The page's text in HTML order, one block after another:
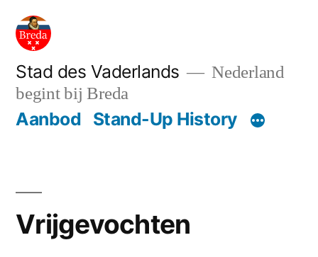
naar
inhoud
Stad des Vaderlands
Nederland
begint bij Breda
Aanbod Stand-Up History
Vrijgevochten